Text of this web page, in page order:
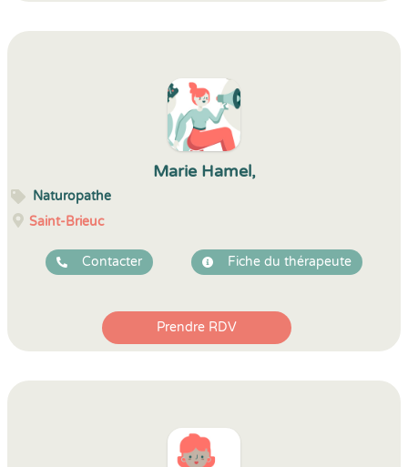
Marie Hamel,
Naturopathe
Saint-Brieuc
Contacter Fiche du thérapeute
Prendre RDV